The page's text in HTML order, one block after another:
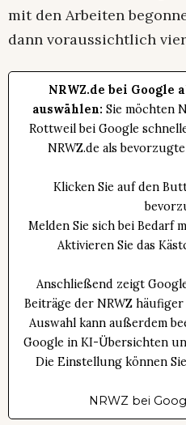
mit den Arbeiten
dann voraussichtlich
NRWZ.de bei Google
auswählen: Sie möchten
Rottweil bei Google
NRWZ.de als
Klicken Sie auf den
Melden Sie sich bei Bedarf
Aktivieren Sie das
Anschließend zeigt
Beiträge der NRWZ häufiger
Auswahl kann außerdem
Google in KI-Übersichten
Die Einstellung können
NRWZ bei